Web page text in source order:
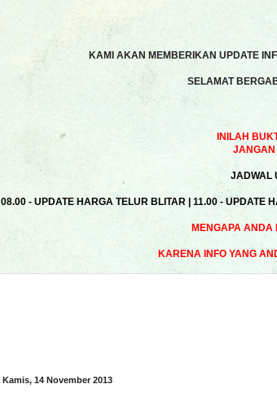
KAMI AKAN MEMBERIKAN UPDATE
SELAMAT
INILAH
JANGAN
JADWAL
08.00 - UPDATE HARGA TELUR BLITAR | 11.00 - UPDATE
MENGAPA ANDA
KARENA INFO YANG
Kamis, 14 November 2013